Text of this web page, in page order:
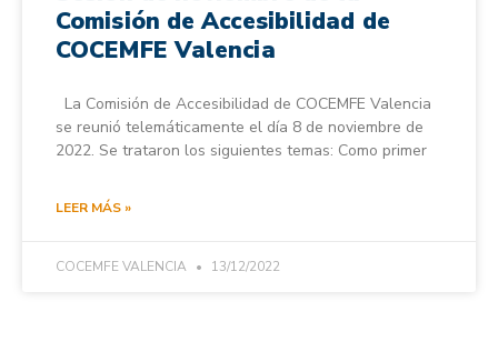
Comisión de Accesibilidad de
COCEMFE Valencia
La Comisión de Accesibilidad de COCEMFE Valencia
se reunió telemáticamente el día 8 de noviembre de
2022. Se trataron los siguientes temas: Como primer
LEER MÁS »
COCEMFE VALENCIA 13/12/2022